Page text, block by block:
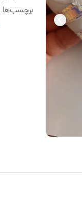
برچسب‌ها